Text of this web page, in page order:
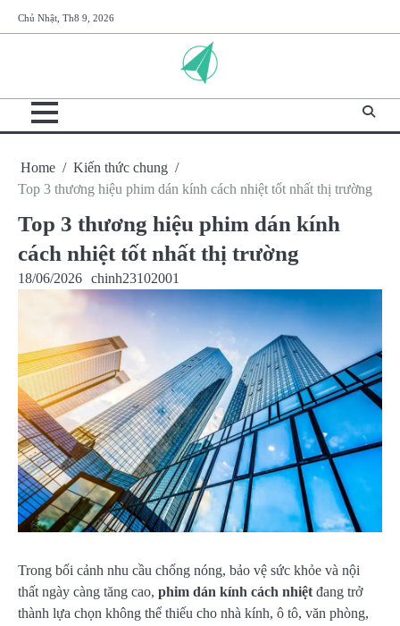
to
Chủ Nhật, Th8 9, 2026
Home
Kiến thức chung
Top 3 thương hiệu phim dán kính cách nhiệt tốt nhất thị trường
Top 3 thương hiệu phim dán kính
cách nhiệt tốt nhất thị trường
18/06/2026 chinh23102001
Trong bối cảnh nhu cầu chống nóng, bảo vệ sức khỏe và nội
thất ngày càng tăng cao, phim dán kính cách nhiệt đang trở
thành lựa chọn không thể thiếu cho nhà kính, ô tô, văn phòng,